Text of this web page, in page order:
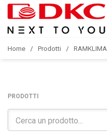
Home Prodotti RAMKLIMA
PRODOTTI